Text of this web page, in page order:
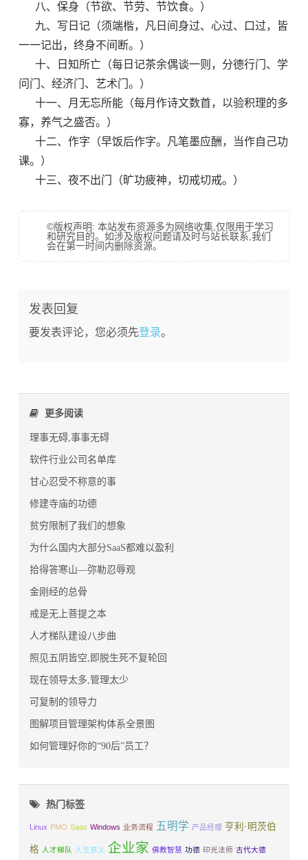
八、保身（节欲、节劳、节饮食。）
九、写日记（须端楷，凡日间身过、心过、口过，皆
一一记出，终身不间断。）
十、日知所亡（每日记茶余偶谈一则，分德行门、学
问门、经济门、艺术门。）
十一、月无忘所能（每月作诗文数首，以验积理的多
寡，养气之盛否。）
十二、作字（早饭后作字。凡笔墨应酬，当作自己功
课。）
十三、夜不出门（旷功疲神，切戒切戒。）
©版权声明: 本站发布资源多为网络收集,仅限用于学习
和研究目的。如涉及版权问题请及时与站长联系,我们
会在第一时间内删除资源。
发表回复
要发表评论，您必须先登录。
更多阅读
理事无碍,事事无碍
软件行业公司名单库
甘心忍受不称意的事
修建寺庙的功德
贫穷限制了我们的想象
为什么国内大部分SaaS都难以盈利
拾得答寒山—弥勒忍辱观
金刚经的总骨
戒是无上菩提之本
人才梯队建设八步曲
照见五阴皆空,即脱生死不复轮回
现在领导太多,管理太少
可复制的领导力
图解项目管理架构体系全景图
如何管理好你的“90后”员工？
热门标签
Linux PMO Saas Windows 业务流程 五明学 产品经理 亨利·明茨伯
格 人才梯队 人生意义 企业家 佛教智慧 功德 印光法师 古代大德